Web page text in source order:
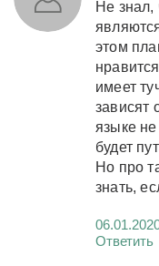
Не знал,
этом
имеет
зависят
языке
будет
Но про
знать,
Ответить